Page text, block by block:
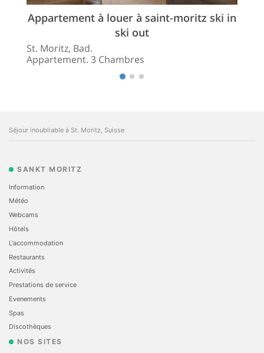
Appartement à louer à saint-moritz ski in
ski out
St. Moritz, Bad.
Appartement. 3 Chambres
Séjour inoubliable à St. Moritz, Suisse
SANKT MORITZ
Information
Météo
Webcams
Hôtels
L'accommodation
Restaurants
Activités
Prestations de service
Evеnements
Spas
Discothèques
NOS SITES